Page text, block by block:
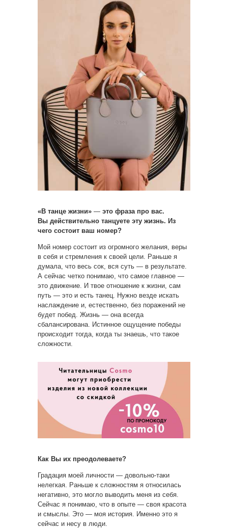
«В танце жизни» — это фраза про вас.
Вы действительно танцуете эту жизнь. Из
чего состоит ваш номер?
Мой номер состоит из огромного желания, веры
в себя и стремления к своей цели. Раньше я
думала, что весь сок, вся суть — в результате.
А сейчас четко понимаю, что самое главное —
это движение. И твое отношение к жизни, сам
путь — это и есть танец. Нужно везде искать
наслаждение и, естественно, без поражений не
будет побед. Жизнь — она всегда
сбалансирована. Истинное ощущение победы
происходит тогда, когда ты знаешь, что такое
сложности.
Как Вы их преодолеваете?
Градация моей личности — довольно-таки
нелегкая. Раньше к сложностям я относилась
негативно, это могло выводить меня из себя.
Сейчас я понимаю, что в опыте — своя красота
и смыслы. Это — моя история. Именно это я
сейчас и несу в люди.